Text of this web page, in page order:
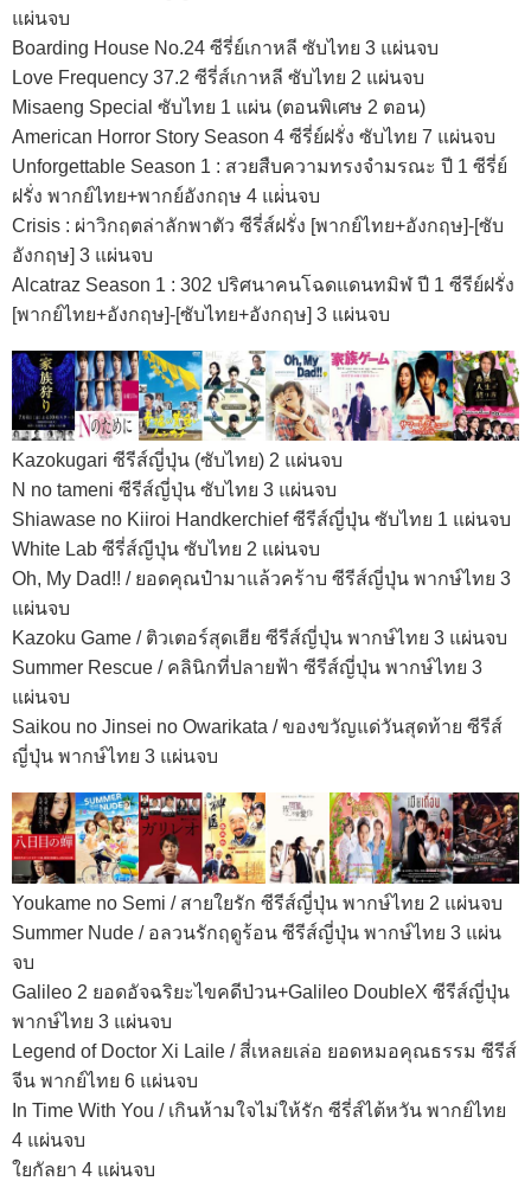
แผ่นจบ
Boarding House No.24 ซีรี่ย์เกาหลี ซับไทย 3 แผ่นจบ
Love Frequency 37.2 ซีรี่ส์เกาหลี ซับไทย 2 แผ่นจบ
Misaeng Special ซับไทย 1 แผ่น (ตอนพิเศษ 2 ตอน)
American Horror Story Season 4 ซีรี่ย์ฝรั่ง ซับไทย 7 แผ่นจบ
Unforgettable Season 1 : สวยสืบความทรงจำมรณะ ปี 1 ซีรี่ย์
ฝรั่ง พากย์ไทย+พากย์อังกฤษ 4 แผ่่นจบ
Crisis : ผ่าวิกฤตล่าลักพาตัว ซีรี่ส์ฝรั่ง [พากย์ไทย+อังกฤษ]-[ซับ
อังกฤษ] 3 แผ่นจบ
Alcatraz Season 1 : 302 ปริศนาคนโฉดแดนทมิฬ ปี 1 ซีรีย์ฝรั่ง
[พากย์ไทย+อังกฤษ]-[ซับไทย+อังกฤษ] 3 แผ่นจบ
Kazokugari ซีรีส์ญี่ปุ่น (ซับไทย) 2 แผ่นจบ
N no tameni ซีรีส์ญี่ปุ่น ซับไทย 3 แผ่นจบ
Shiawase no Kiiroi Handkerchief ซีรีส์ญี่ปุ่น ซับไทย 1 แผ่นจบ
White Lab ซีรี่ส์ญีปุ่น ซับไทย 2 แผ่นจบ
Oh, My Dad!! / ยอดคุณป๋ามาแล้วคร้าบ ซีรีส์ญี่ปุ่น พากษ์ไทย 3
แผ่นจบ
Kazoku Game / ติวเตอร์สุดเฮีย ซีรีส์ญี่ปุ่น พากษ์ไทย 3 แผ่นจบ
Summer Rescue / คลินิกที่ปลายฟ้า ซีรีส์ญี่ปุ่น พากษ์ไทย 3
แผ่นจบ
Saikou no Jinsei no Owarikata / ของขวัญแด่วันสุดท้าย ซีรีส์
ญี่ปุ่น พากษ์ไทย 3 แผ่นจบ
Youkame no Semi / สายใยรัก ซีรีส์ญี่ปุ่น พากษ์ไทย 2 แผ่นจบ
Summer Nude / อลวนรักฤดูร้อน ซีรีส์ญี่ปุ่น พากษ์ไทย 3 แผ่น
จบ
Galileo 2 ยอดอัจฉริยะไขคดีป่วน+Galileo DoubleX ซีรีส์ญี่ปุ่น
พากษ์ไทย 3 แผ่นจบ
Legend of Doctor Xi Laile / สี่เหลยเล่อ ยอดหมอคุณธรรม ซีรีส์
จีน พากย์ไทย 6 แผ่นจบ
In Time With You / เกินห้ามใจไม่ให้รัก ซีรี่ส์ไต้หวัน พากย์ไทย
4 แผ่นจบ
ใยกัลยา 4 แผ่นจบ